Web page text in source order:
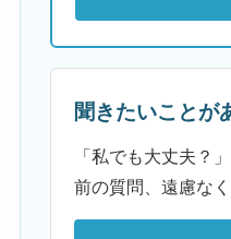
聞きたいことが
「私でも大丈夫？
前の質問、遠慮なく